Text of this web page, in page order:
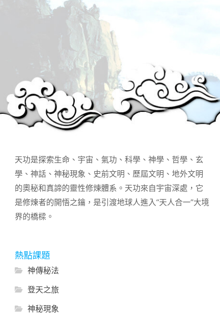
天功是探索生命、宇宙、氣功、科學、神學、哲學、玄
學、神話、神秘現象、史前文明、歷屆文明、地外文明
的奧秘和真諦的靈性修煉體系。天功來自宇宙深處，它
是修煉者的開悟之鑰，是引渡地球人進入“天人合一”大境
界的橋樑。
熱點課題
神傳秘法
登天之旅
神秘現象